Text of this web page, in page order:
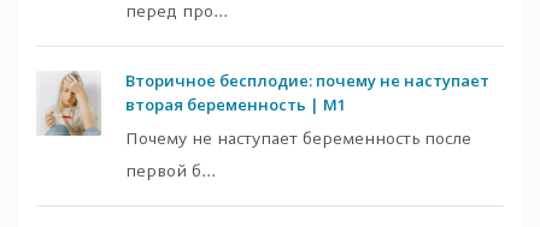
перед про...
Вторичное бесплодие: почему не наступает
вторая беременность | M1
Почему не наступает беременность после
первой б...